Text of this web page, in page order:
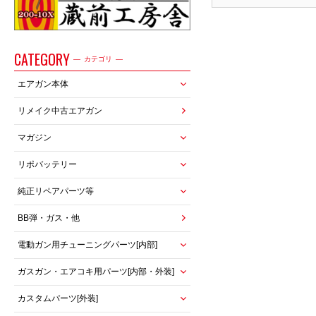
CATEGORY カテゴリ
エアガン本体
リメイク中古エアガン
マガジン
リポバッテリー
純正リペアパーツ等
BB弾・ガス・他
電動ガン用チューニングパーツ[内部]
ガスガン・エアコキ用パーツ[内部・外装]
カスタムパーツ[外装]